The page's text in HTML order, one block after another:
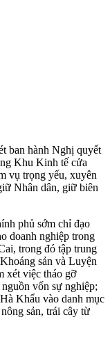
ban hành Nghị quyết
Khu Kinh tế cửa
vụ trọng yếu, xuyên
Nhân dân, giữ biên
phủ sớm chỉ đạo
doanh nghiệp trong
trong đó tập trung
sản và Luyện
xét việc tháo gỡ
vốn sự nghiệp;
Khẩu vào danh mục
sản, trái cây từ